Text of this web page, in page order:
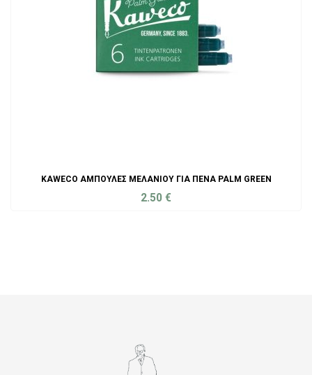
KAWECO ΑΜΠΟΎΛΕΣ ΜΕΛΑΝΙΟΎ ΓΙΑ ΠΈΝΑ PALM GREEN
2.50 €